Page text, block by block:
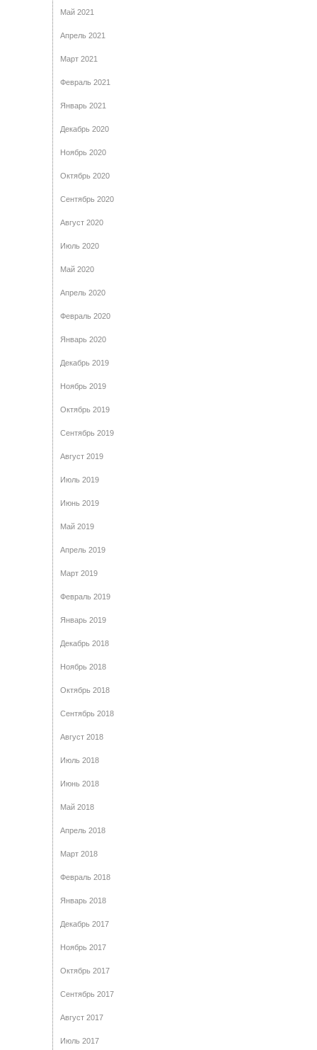
Май 2021
Апрель 2021
Март 2021
Февраль 2021
Январь 2021
Декабрь 2020
Ноябрь 2020
Октябрь 2020
Сентябрь 2020
Август 2020
Июль 2020
Май 2020
Апрель 2020
Февраль 2020
Январь 2020
Декабрь 2019
Ноябрь 2019
Октябрь 2019
Сентябрь 2019
Август 2019
Июль 2019
Июнь 2019
Май 2019
Апрель 2019
Март 2019
Февраль 2019
Январь 2019
Декабрь 2018
Ноябрь 2018
Октябрь 2018
Сентябрь 2018
Август 2018
Июль 2018
Июнь 2018
Май 2018
Апрель 2018
Март 2018
Февраль 2018
Январь 2018
Декабрь 2017
Ноябрь 2017
Октябрь 2017
Сентябрь 2017
Август 2017
Июль 2017